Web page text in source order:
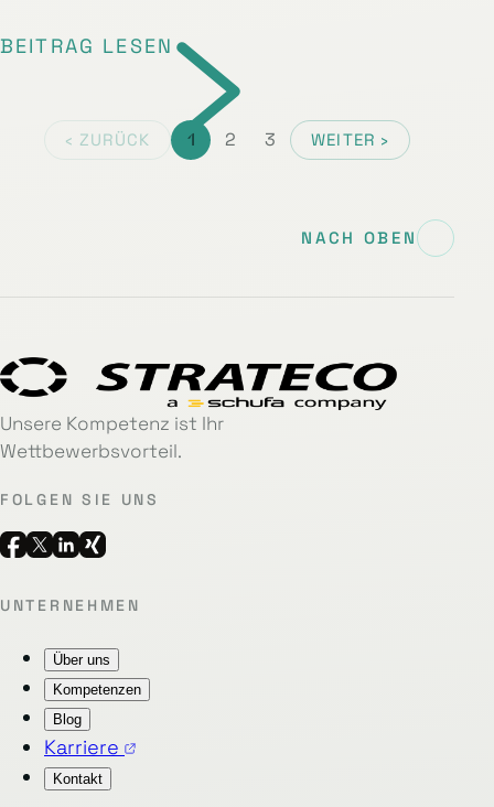
BEITRAG LESEN
‹ ZURÜCK 1 2 3 WEITER ›
NACH OBEN
Unsere Kompetenz ist Ihr
Wettbewerbsvorteil.
FOLGEN SIE UNS
UNTERNEHMEN
Über uns
Kompetenzen
Blog
Karriere
Kontakt